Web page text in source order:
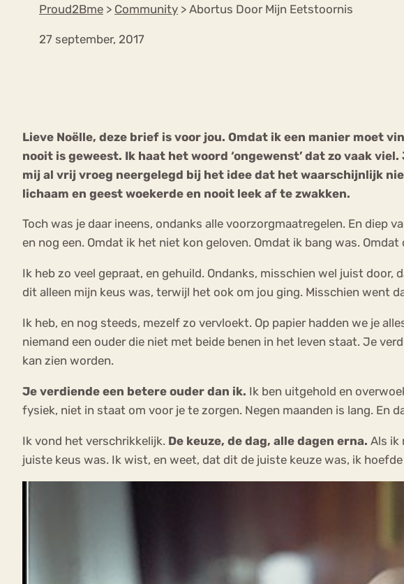
Proud2Bme > Community > Abortus Door Mijn Eetstoornis
27 september, 2017
Lieve Noëlle, deze brief is voor jou. Omdat ik een manier moet
nooit is geweest. Ik haat het woord ‘ongewenst’ dat zo vaak
mij al vrij vroeg neergelegd bij het idee dat het waarschijnlijk
lichaam en geest woekerde en nooit leek af te zwakken.
Toch was je daar ineens, ondanks alle voorzorgmaatregelen. En diep
en nog een. Omdat ik het niet kon geloven. Omdat ik bang was. Omdat
Ik heb zo veel gepraat, en gehuild. Ondanks, misschien wel juist
dit alleen mijn keus was, terwijl het ook om jou ging. Misschien went
Ik heb, en nog steeds, mezelf zo vervloekt. Op papier hadden we je
niemand een ouder die niet met beide benen in het leven staat. Je
kan zien worden.
Je verdiende een betere ouder dan ik. Ik ben uitgehold en
fysiek, niet in staat om voor je te zorgen. Negen maanden is lang. En
Ik vond het verschrikkelijk. De keuze, de dag, alle dagen erna. Als ik
juiste keus was. Ik wist, en weet, dat dit de juiste keuze was, ik
Vacatures
Privacyverklaring
Boulimia Nervosa Eetstoornis
Orthorexia
Afvallen Angst